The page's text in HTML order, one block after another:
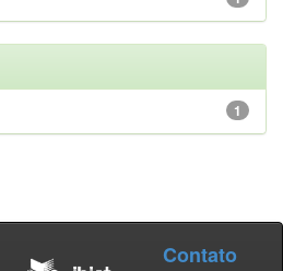
1
Contato